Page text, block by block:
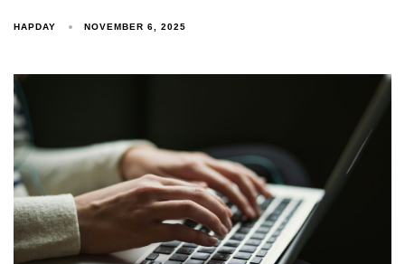
HAPDAY NOVEMBER 6, 2025